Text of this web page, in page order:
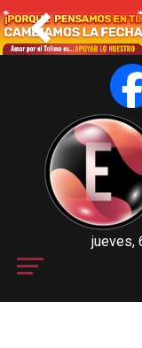
jueves,